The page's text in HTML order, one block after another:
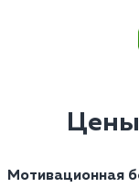
Мотивационная